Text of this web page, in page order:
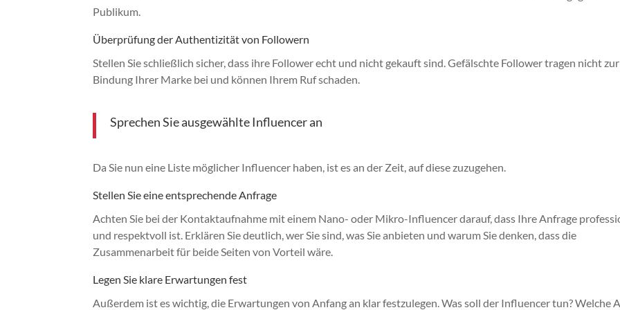
Publikum.
Überprüfung der Authentizität von Followern
Stellen Sie schließlich sicher, dass ihre Follower echt und nicht gekauft sind. Gefälschte Follower tragen nicht zur
Bindung Ihrer Marke bei und können Ihrem Ruf schaden.
Sprechen Sie ausgewählte Influencer an
Da Sie nun eine Liste möglicher Influencer haben, ist es an der Zeit, auf diese zuzugehen.
Stellen Sie eine entsprechende Anfrage
Achten Sie bei der Kontaktaufnahme mit einem Nano- oder Mikro-Influencer darauf, dass Ihre Anfrage
und respektvoll ist. Erklären Sie deutlich, wer Sie sind, was Sie anbieten und warum Sie denken, dass die
Zusammenarbeit für beide Seiten von Vorteil wäre.
Legen Sie klare Erwartungen fest
Außerdem ist es wichtig, die Erwartungen von Anfang an klar festzulegen. Was soll der Influencer tun? Welche